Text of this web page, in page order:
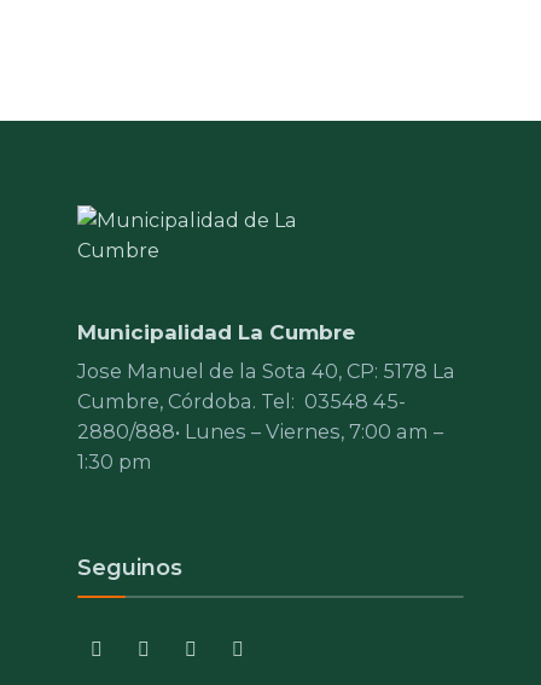
Municipalidad La Cumbre
Jose Manuel de la Sota 40, CP: 5178 La
Cumbre, Córdoba. Tel: 03548 45-
2880/888• Lunes – Viernes, 7:00 am –
1:30 pm
Seguinos